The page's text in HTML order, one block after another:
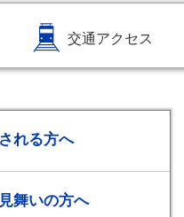
交通アクセス
れる方へ
舞いの方へ